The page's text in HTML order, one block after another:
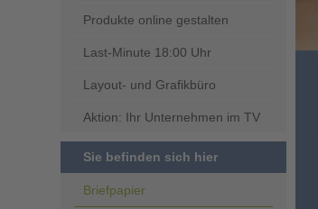
Produkte online gestalten
Last-Minute 18:00 Uhr
Layout- und Grafikbüro
Aktion: Ihr Unternehmen im TV
Sie befinden sich hier
Briefpapier